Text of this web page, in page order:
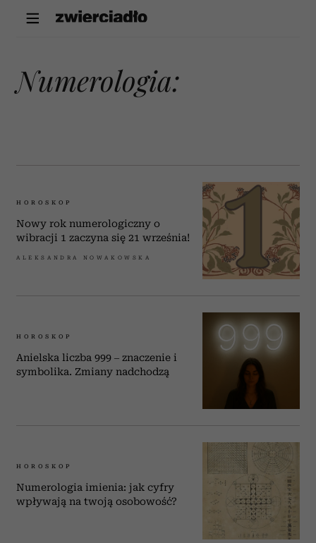
numerologia:
HOROSKOP
Nowy rok numerologiczny o
wibracji 1 zaczyna się 21 września!
ALEKSANDRA NOWAKOWSKA
HOROSKOP
Anielska liczba 999 – znaczenie i
symbolika. Zmiany nadchodzą
HOROSKOP
Numerologia imienia: jak cyfry
wpływają na twoją osobowość?